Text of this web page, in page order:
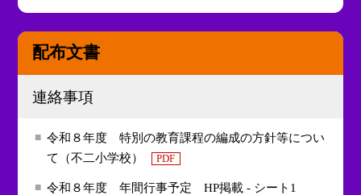
配布文書
連絡事項
令和８年度 特別の教育課程の編成の方針等につい
て（不二小学校）
PDF
令和８年度 年間行事予定 HP掲載 - シート1